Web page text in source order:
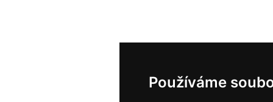
Používáme